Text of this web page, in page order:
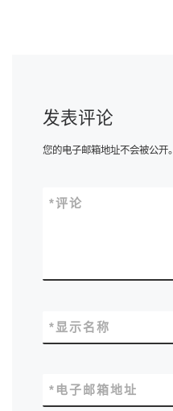
发表评论
您的电子邮箱地址不会被公开。
评论
*
显示名称
*
电子邮箱地址
*